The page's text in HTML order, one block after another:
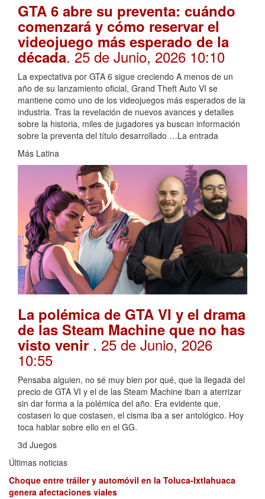
GTA 6 abre su preventa: cuándo
comenzará y cómo reservar el
videojuego más esperado de la
década. 25 de Junio, 2026 10:10
La expectativa por GTA 6 sigue creciendo A menos de un
año de su lanzamiento oficial, Grand Theft Auto VI se
mantiene como uno de los videojuegos más esperados de la
industria. Tras la revelación de nuevos avances y detalles
sobre la historia, miles de jugadores ya buscan información
sobre la preventa del título desarrollado …La entrada
Más Latina
La polémica de GTA VI y el drama
de las Steam Machine que no has
visto venir . 25 de Junio, 2026
10:55
Pensaba alguien, no sé muy bien por qué, que la llegada del
precio de GTA VI y el de las Steam Machine iban a aterrizar
sin dar forma a la polémica del año. Era evidente que,
costasen lo que costasen, el cisma iba a ser antológico. Hoy
toca hablar sobre ello en el GG.
3d Juegos
Últimas noticias
Choque entre tráiler y automóvil en la Toluca-Ixtlahuaca
genera afectaciones viales